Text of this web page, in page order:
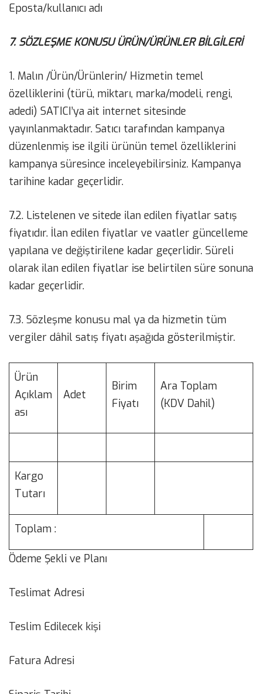
Eposta/kullanıcı adı
7. SÖZLEŞME KONUSU ÜRÜN/ÜRÜNLER BİLGİLERİ
1. Malın /Ürün/Ürünlerin/ Hizmetin temel
özelliklerini (türü, miktarı, marka/modeli, rengi,
adedi) SATICI’ya ait internet sitesinde
yayınlanmaktadır. Satıcı tarafından kampanya
düzenlenmiş ise ilgili ürünün temel özelliklerini
kampanya süresince inceleyebilirsiniz. Kampanya
tarihine kadar geçerlidir.
7.2. Listelenen ve sitede ilan edilen fiyatlar satış
fiyatıdır. İlan edilen fiyatlar ve vaatler güncelleme
yapılana ve değiştirilene kadar geçerlidir. Süreli
olarak ilan edilen fiyatlar ise belirtilen süre sonuna
kadar geçerlidir.
7.3. Sözleşme konusu mal ya da hizmetin tüm
vergiler dâhil satış fiyatı aşağıda gösterilmiştir.
Ürün
Açıklam
ası
Adet
Birim
Fiyatı
Ara Toplam
(KDV Dahil)
Kargo
Tutarı
Toplam :
Ödeme Şekli ve Planı
Teslimat Adresi
Teslim Edilecek kişi
Fatura Adresi